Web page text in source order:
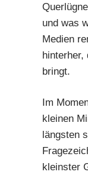
und was
Medien
hinterher,
bringt.
Im
kleinen
längsten
kleinster